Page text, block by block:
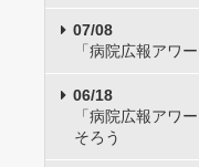
07/08
「病院広報アワ
06/18
「病院広報アワ
そろう